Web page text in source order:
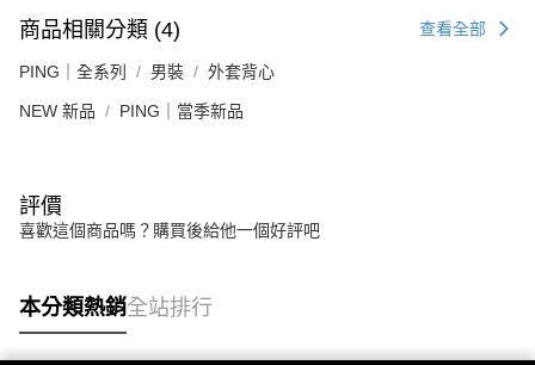
商品相關分類 (4) 查看全部
PING｜全系列 男裝 外套背心
NEW 新品 PING｜當季新品
評價
喜歡這個商品嗎？購買後給他一個好評吧
本分類熱銷全站排行